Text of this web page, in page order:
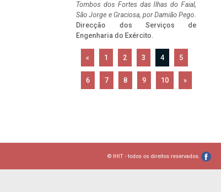
Tombos dos Fortes das Ilhas do Faial,
São Jorge e Graciosa, por Damião Pego.
Direcção dos Serviços de
Engenharia do Exército.
« 1 2 3 4 5
6 7 8 9 10 »
© IHIT - todos os direitos reservados.